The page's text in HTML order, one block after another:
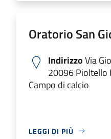
Oratorio San
IndirizzoVia
20096 Pioltello
Campo di calcio
LEGGI DI PIÙ